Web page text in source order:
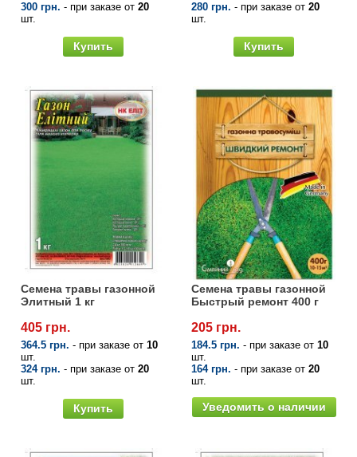
300 грн. - при заказе от 20
шт.
Купить
280 грн. - при заказе от 20
шт.
Купить
Семена травы газонной
Элитный 1 кг
405 грн.
364.5 грн. - при заказе от 10
шт.
324 грн. - при заказе от 20
шт.
Купить
Семена травы газонной
Быстрый ремонт 400 г
205 грн.
184.5 грн. - при заказе от 10
шт.
164 грн. - при заказе от 20
шт.
Уведомить о наличии